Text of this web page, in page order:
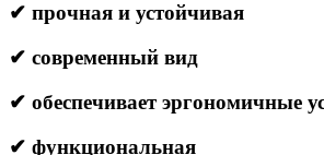
✔ прочная и устойчивая
✔ современный вид
✔ обеспечивает эргономичные
✔ функциональная